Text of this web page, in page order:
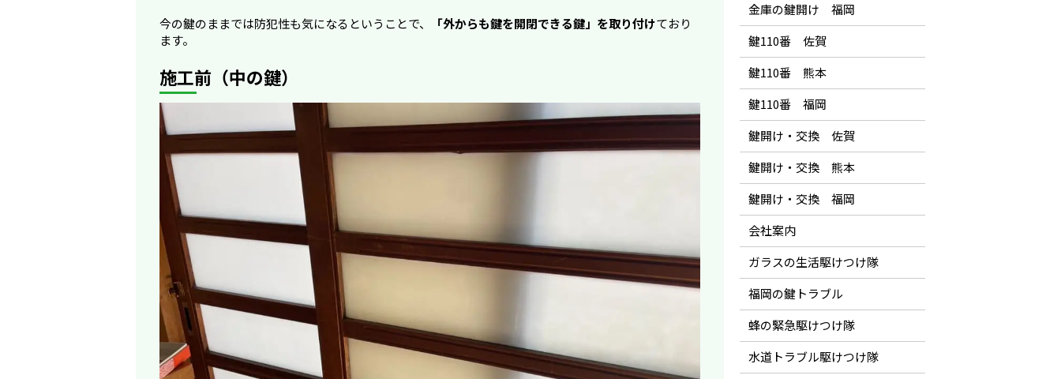
今の鍵のままでは防犯性も気になるということで、
「外からも鍵を開閉できる鍵」を取り付けており
ます。
施工前（中の鍵）
金庫の鍵開け 福岡
鍵110番 佐賀
鍵110番 熊本
鍵110番 福岡
鍵開け・交換 佐賀
鍵開け・交換 熊本
鍵開け・交換 福岡
会社案内
ガラスの生活駆けつけ隊
福岡の鍵トラブル
蜂の緊急駆けつけ隊
水道トラブル駆けつけ隊